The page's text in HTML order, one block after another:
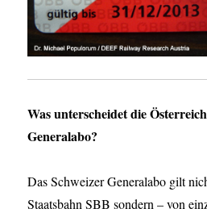
Was unterscheidet die
Generalabo?
Das Schweizer Generalabo gilt
Staatsbahn SBB sondern – von